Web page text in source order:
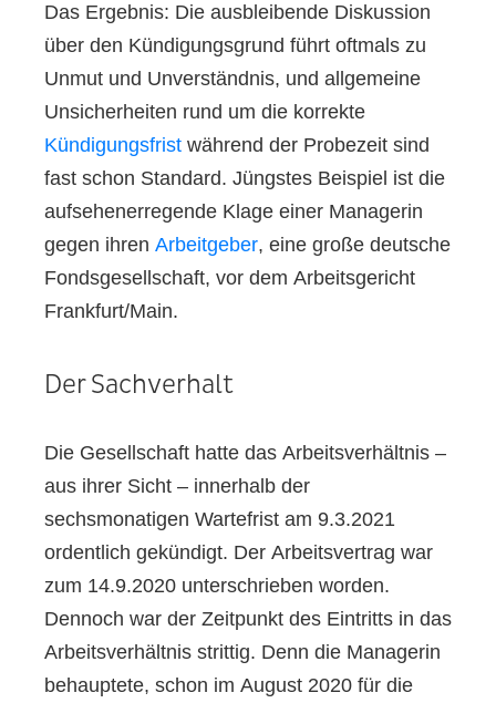
Das Ergebnis: Die ausbleibende Diskussion
über den Kündigungsgrund führt oftmals zu
Unmut und Unverständnis, und allgemeine
Unsicherheiten rund um die korrekte
Kündigungsfrist während der Probezeit sind
fast schon Standard. Jüngstes Beispiel ist die
aufsehenerregende Klage einer Managerin
gegen ihren Arbeitgeber, eine große deutsche
Fondsgesellschaft, vor dem Arbeitsgericht
Frankfurt/Main.
Der Sachverhalt
Die Gesellschaft hatte das Arbeitsverhältnis –
aus ihrer Sicht – innerhalb der
sechsmonatigen Wartefrist am 9.3.2021
ordentlich gekündigt. Der Arbeitsvertrag war
zum 14.9.2020 unterschrieben worden.
Dennoch war der Zeitpunkt des Eintritts in das
Arbeitsverhältnis strittig. Denn die Managerin
behauptete, schon im August 2020 für die